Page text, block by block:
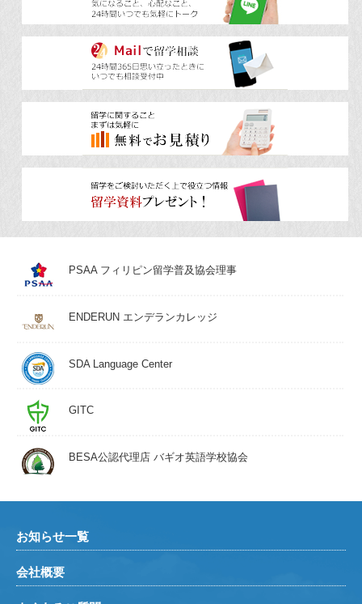
PSAA フィリピン留学普及協会理事
ENDERUN エンデランカレッジ
SDA Language Center
GITC
BESA公認代理店 バギオ英語学校協会
お知らせ一覧
会社概要